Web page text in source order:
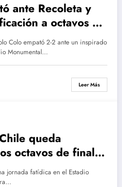
ante Recoleta y
a octavos de
Colo empató 2-2 ante un inspirado
Monumental…
Leer Más
queda
octavos de final
empate con
jornada fatídica en el Estadio